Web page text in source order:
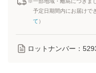
予定日期間内にお届けで
て ）
ロットナンバー：